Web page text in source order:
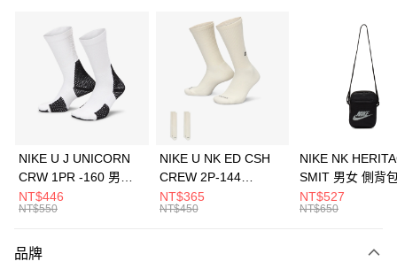
3 期 0 利率 每期 21家銀行
合作金庫商業銀行
第一商業銀行
華南商業銀行
彰化商業銀行
上海商業儲蓄銀行
元大商業銀行
台灣樂天信用卡公司
Apple Pay
全盈+PAY
AFTEE先享後付
【關於「AFTEE先享後付」】
NIKE U J UNICORN
CRW 1PR -160 男女
中統襪 FZ3393100
NT$446
NT$550
NIKE U NK ED CSH
CREW 2P-144
EMBRDY 男女 短統襪
FZ3073133
NT$365
NT$450
NIKE NK
SMIT 男女 側背
BA5871010
NT$527
NT$650
品牌